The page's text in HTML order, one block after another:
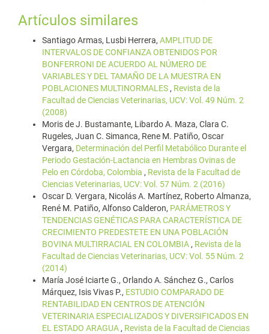
Artículos similares
Santiago Armas, Lusbi Herrera, AMPLITUD DE
INTERVALOS DE CONFIANZA OBTENIDOS POR
BONFERRONI DE ACUERDO AL NÚMERO DE
VARIABLES Y DEL TAMAÑO DE LA MUESTRA EN
POBLACIONES MULTINORMALES , Revista de la
Facultad de Ciencias Veterinarias, UCV: Vol. 49 Núm. 2
(2008)
Moris de J. Bustamante, Libardo A. Maza, Clara C.
Rugeles, Juan C. Simanca, Rene M. Patiño, Oscar
Vergara, Determinación del Perfil Metabólico Durante el
Periodo Gestación-Lactancia en Hembras Ovinas de
Pelo en Córdoba, Colombia , Revista de la Facultad de
Ciencias Veterinarias, UCV: Vol. 57 Núm. 2 (2016)
Oscar D. Vergara, Nicolás A. Martínez, Roberto Almanza,
René M. Patiño, Alfonso Calderon, PARÁMETROS Y
TENDENCIAS GENÉTICAS PARA CARACTERÍSTICA DE
CRECIMIENTO PREDESTETE EN UNA POBLACIÓN
BOVINA MULTIRRACIAL EN COLOMBIA , Revista de la
Facultad de Ciencias Veterinarias, UCV: Vol. 55 Núm. 2
(2014)
María José Iciarte G., Orlando A. Sánchez G., Carlos
Márquez, Isis Vivas P., ESTUDIO COMPARADO DE
RENTABILIDAD EN CENTROS DE ATENCIÓN
VETERINARIA ESPECIALIZADOS Y DIVERSIFICADOS EN
EL ESTADO ARAGUA , Revista de la Facultad de Ciencias